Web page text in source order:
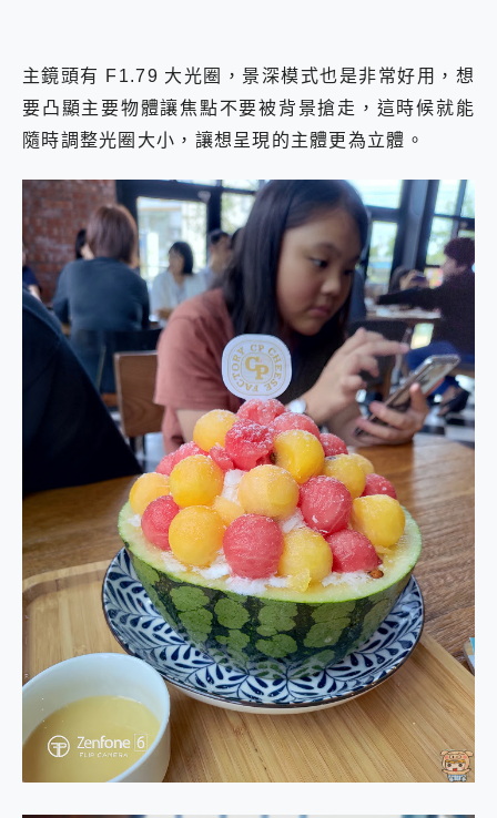
主鏡頭有 F1.79 大光圈，景深模式也是非常好用，想
要凸顯主要物體讓焦點不要被背景搶走，這時候就能
隨時調整光圈大小，讓想呈現的主體更為立體。